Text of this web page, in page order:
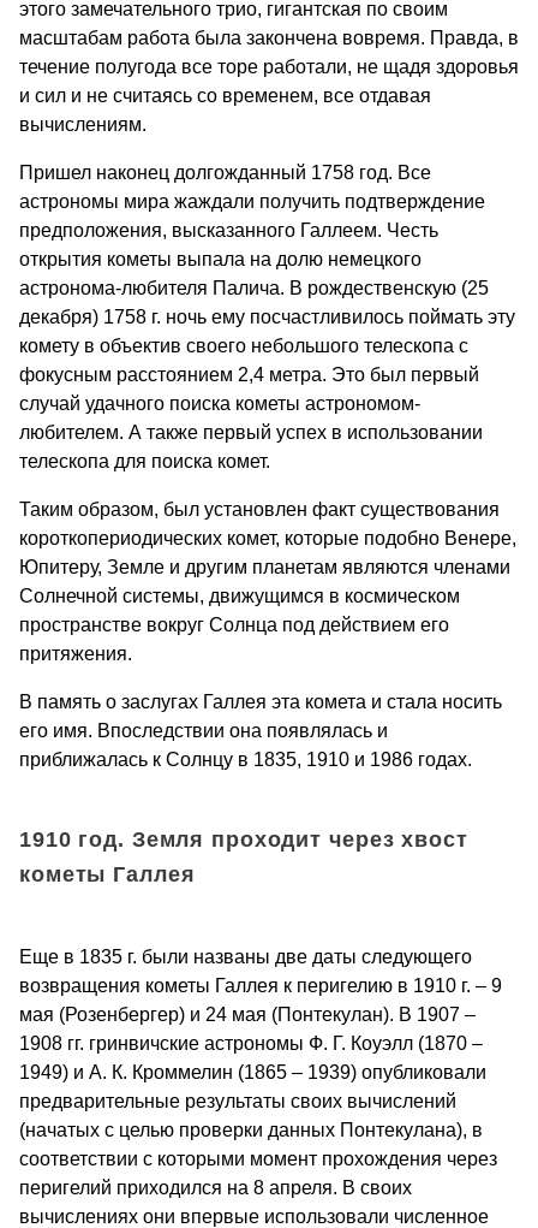
этого замечательного трио, гигантская по своим
масштабам работа была закончена вовремя. Правда, в
течение полугода все торе работали, не щадя здоровья
и сил и не считаясь со временем, все отдавая
вычислениям.
Пришел наконец долгожданный 1758 год. Все
астрономы мира жаждали получить подтверждение
предположения, высказанного Галлеем. Честь
открытия кометы выпала на долю немецкого
астронома-любителя Палича. В рождественскую (25
декабря) 1758 г. ночь ему посчастливилось поймать эту
комету в объектив своего небольшого телескопа с
фокусным расстоянием 2,4 метра. Это был первый
случай удачного поиска кометы астрономом-
любителем. А также первый успех в использовании
телескопа для поиска комет.
Таким образом, был установлен факт существования
короткопериодических комет, которые подобно Венере,
Юпитеру, Земле и другим планетам являются членами
Солнечной системы, движущимся в космическом
пространстве вокруг Солнца под действием его
притяжения.
В память о заслугах Галлея эта комета и стала носить
его имя. Впоследствии она появлялась и
приближалась к Солнцу в 1835, 1910 и 1986 годах.
1910 год. Земля проходит через хвост
кометы Галлея
Еще в 1835 г. были названы две даты следующего
возвращения кометы Галлея к перигелию в 1910 г. – 9
мая (Розенбергер) и 24 мая (Понтекулан). В 1907 –
1908 гг. гринвичские астрономы Ф. Г. Коуэлл (1870 –
1949) и А. К. Кроммелин (1865 – 1939) опубликовали
предварительные результаты своих вычислений
(начатых с целью проверки данных Понтекулана), в
соответствии с которыми момент прохождения через
перигелий приходился на 8 апреля. В своих
вычислениях они впервые использовали численное